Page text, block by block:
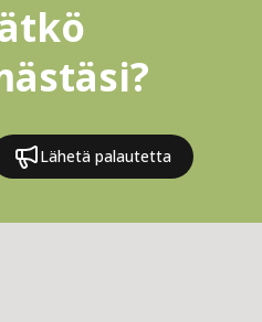
Lähetä palautetta